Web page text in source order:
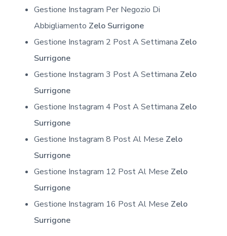
Gestione Instagram Per Negozio Di
Abbigliamento Zelo Surrigone
Gestione Instagram 2 Post A Settimana Zelo
Surrigone
Gestione Instagram 3 Post A Settimana Zelo
Surrigone
Gestione Instagram 4 Post A Settimana Zelo
Surrigone
Gestione Instagram 8 Post Al Mese Zelo
Surrigone
Gestione Instagram 12 Post Al Mese Zelo
Surrigone
Gestione Instagram 16 Post Al Mese Zelo
Surrigone